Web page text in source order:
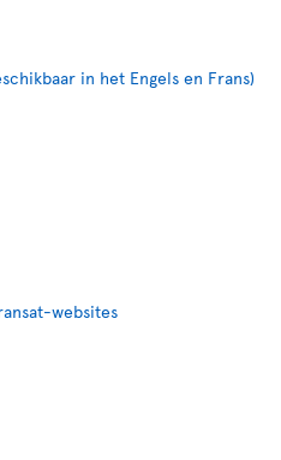
in het Engels en Frans)
websites